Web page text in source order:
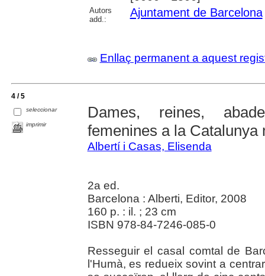
Autors
add.:
Ajuntament de Barcelona
Enllaç permanent a aquest
4 / 5
seleccionar
imprimir
Dames, reines,
femenines a la Catalunya
Albertí i Casas, Elisenda
2a ed.
Barcelona : Alberti, Editor, 2008
160 p. : il. ; 23 cm
ISBN 978-84-7246-085-0
Resseguir el casal comtal de
l'Humà, es redueix sovint a